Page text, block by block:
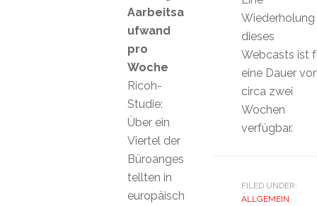
Wiederholung
dieses
Webcasts ist
eine Dauer
circa zwei
Wochen
verfügbar.
FILED UNDER:
ALLGEMEIN
Aarbeitsa
ufwand
pro
Woche
Ricoh-
Studie:
Über ein
Viertel der
Büroanges
tellten in
europäisch